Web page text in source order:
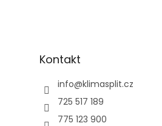
Kontakt
info@klimasplit.cz
725 517 189
775 123 900